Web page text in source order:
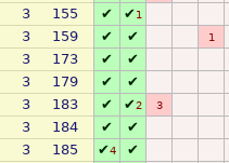
3 155 ✔ ✔1
3 159 ✔ ✔ 1
3 173 ✔
✔
3 179 ✔
✔
3 183 ✔ ✔2 3
3 184 ✔
✔
3 185 ✔4
✔